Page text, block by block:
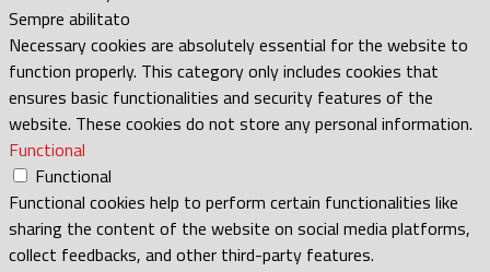
Sempre abilitato
Necessary cookies are absolutely essential for the website to
function properly. This category only includes cookies that
ensures basic functionalities and security features of the
website. These cookies do not store any personal information.
Functional
Functional
Functional cookies help to perform certain functionalities like
sharing the content of the website on social media platforms,
collect feedbacks, and other third-party features.